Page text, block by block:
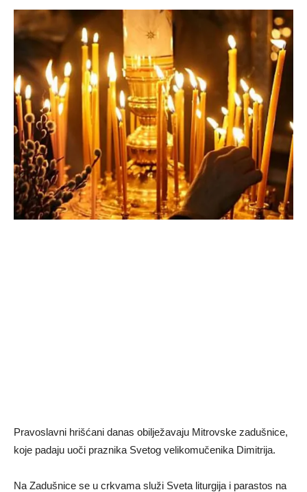
Pravoslavni hrišćani danas obilježavaju Mitrovske zadušnice,
koje padaju uoči praznika Svetog velikomučenika Dimitrija.
Na Zadušnice se u crkvama služi Sveta liturgija i parastos na